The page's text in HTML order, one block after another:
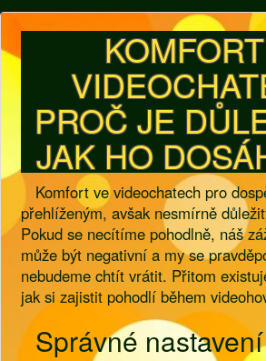
PROČ JE
JAK HO
Komfort ve videochatech pro
přehlíženým, avšak nesmírně
Pokud se necítíme pohodlně, náš
může být negativní a my se
nebudeme chtít vrátit. Přitom
jak si zajistit pohodlí během
Správné